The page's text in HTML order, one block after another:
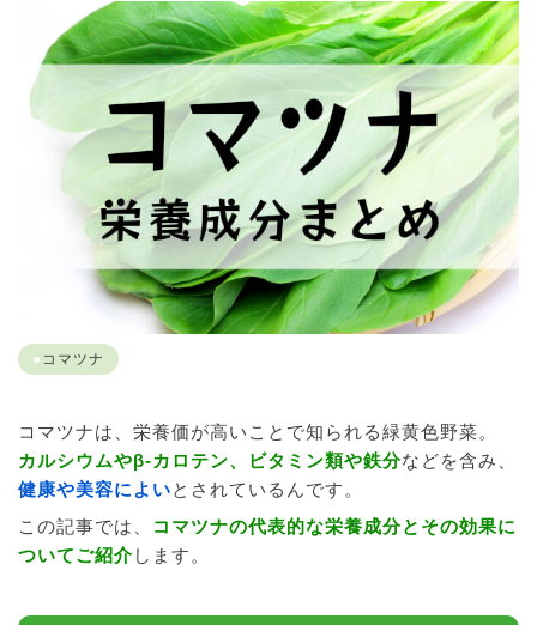
コマツナ
コマツナは、栄養価が高いことで知られる緑黄色野菜。
カルシウムやβ-カロテン、ビタミン類や鉄分などを含み、
健康や美容によいとされているんです。
この記事では、
コマツナの代表的な栄養成分とその効果に
ついてご紹介します。